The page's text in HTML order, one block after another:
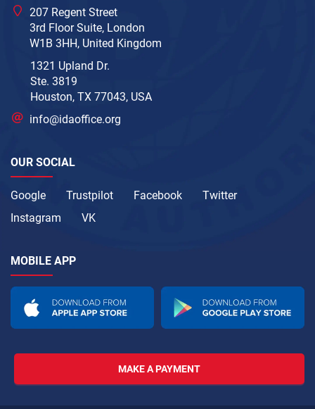
207 Regent Street
3rd Floor Suite, London
W1B 3HH, United Kingdom
1321 Upland Dr.
Ste. 3819
Houston, TX 77043, USA
info@idaoffice.org
OUR SOCIAL
Google Trustpilot Facebook
Twitter
Instagram
VK
MOBILE APP
MAKE A PAYMENT